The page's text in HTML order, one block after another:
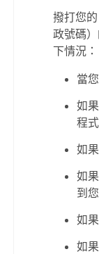
撥打您
政號碼
下情況：
當
如
程式
如
如
到
如
如